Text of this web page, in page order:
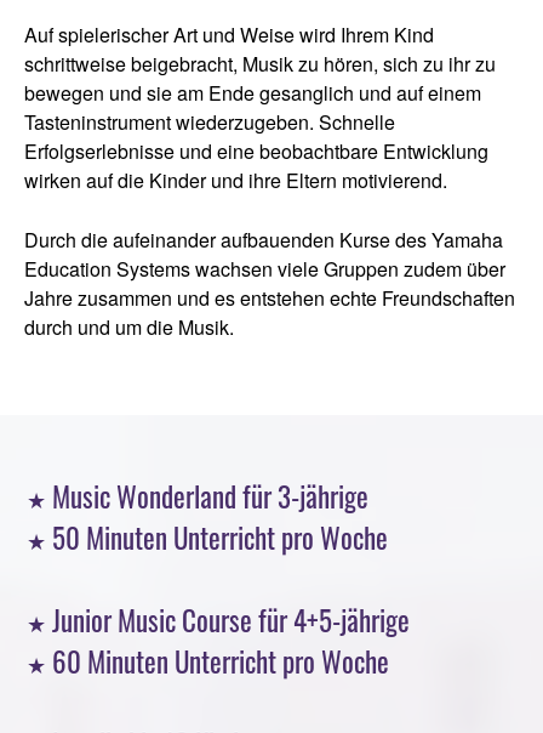
Auf spielerischer Art und Weise wird Ihrem Kind
schrittweise beigebracht, Musik zu hören, sich zu ihr zu
bewegen und sie am Ende gesanglich und auf einem
Tasteninstrument wiederzugeben. Schnelle
Erfolgserlebnisse und eine beobachtbare Entwicklung
wirken auf die Kinder und ihre Eltern motivierend.
Durch die aufeinander aufbauenden Kurse des Yamaha
Education Systems wachsen viele Gruppen zudem über
Jahre zusammen und es entstehen echte Freundschaften
durch und um die Musik.
★ Music Wonderland für 3-jährige
★ 50 Minuten Unterricht pro Woche
★ Junior Music Course für 4+5-jährige
★ 60 Minuten Unterricht pro Woche